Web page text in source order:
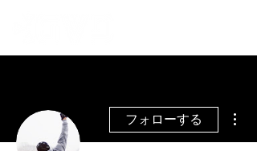
フォローする